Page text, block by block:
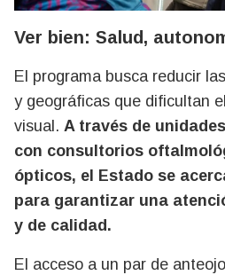
Ver bien: Salud,
El programa busca reducir
y geográficas que dificultan
visual. A través de
con consultorios
ópticos, el Estado se
para garantizar una
y de calidad.
El acceso a un par de